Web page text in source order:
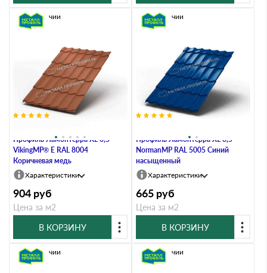
Профиль Ламонтерра XL 0,5
VikingMP® E RAL 8004
Коричневая медь
В наличии
Характеристики
904 руб
Цена за м2
В КОРЗИНУ
Профиль Ламонтерра XL 0,5
NormanMP RAL 5005 Синий
насыщенный
В наличии
Характеристики
665 руб
Цена за м2
В КОРЗИНУ
В наличии В наличии